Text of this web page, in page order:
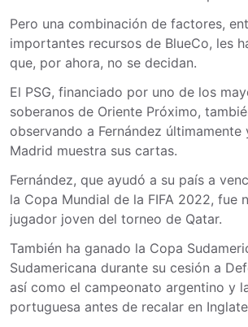
Pero una combinación de factores,
importantes recursos de BlueCo, les
que, por ahora, no se decidan.
El PSG, financiado por uno de los
soberanos de Oriente Próximo,
observando a Fernández últimamente
Madrid muestra sus cartas.
Fernández, que ayudó a su país a
la Copa Mundial de la FIFA 2022, fue
jugador joven del torneo de Qatar.
También ha ganado la Copa
Sudamericana durante su cesión a
así como el campeonato argentino y
portuguesa antes de recalar en